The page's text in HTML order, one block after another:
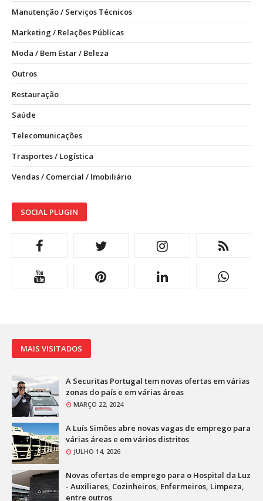
Manutenção / Serviços Técnicos
Marketing / Relações Públicas
Moda / Bem Estar / Beleza
Outros
Restauração
Saúde
Telecomunicações
Trasportes / Logística
Vendas / Comercial / Imobiliário
SOCIAL PLUGIN
MAIS VISITADOS
A Securitas Portugal tem novas ofertas em várias
zonas do país e em várias áreas
MARÇO 22, 2024
A Luís Simões abre novas vagas de emprego para
várias áreas e em vários distritos
JULHO 14, 2026
Novas ofertas de emprego para o Hospital da Luz
- Auxiliares, Cozinheiros, Enfermeiros, Limpeza,
entre outros